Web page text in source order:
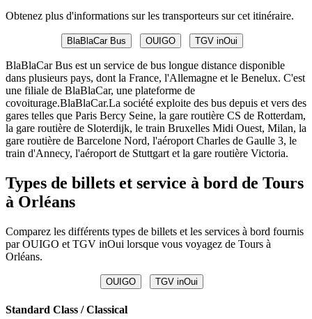
Obtenez plus d'informations sur les transporteurs sur cet itinéraire.
BlaBlaCar Bus OUIGO TGV inOui
BlaBlaCar Bus est un service de bus longue distance disponible
dans plusieurs pays, dont la France, l'Allemagne et le Benelux. C'est
une filiale de BlaBlaCar, une plateforme de
covoiturage.BlaBlaCar.La société exploite des bus depuis et vers des
gares telles que Paris Bercy Seine, la gare routière CS de Rotterdam,
la gare routière de Sloterdijk, le train Bruxelles Midi Ouest, Milan, la
gare routière de Barcelone Nord, l'aéroport Charles de Gaulle 3, le
train d'Annecy, l'aéroport de Stuttgart et la gare routière Victoria.
Types de billets et service à bord de Tours
à Orléans
Comparez les différents types de billets et les services à bord fournis
par OUIGO et TGV inOui lorsque vous voyagez de Tours à
Orléans.
OUIGO TGV inOui
Standard Class / Classical